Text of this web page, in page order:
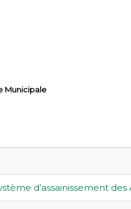
Municipale
d’assainissement des